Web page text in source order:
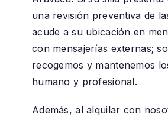
una revisión preventiva de
acude a su ubicación en
con mensajerías externas;
recogemos y mantenemos
humano y profesional.
Además, al alquilar con